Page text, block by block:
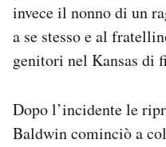
invece il nonno di un
a se stesso e al
genitori nel Kansas di
Dopo l’incidente le
Baldwin cominciò a